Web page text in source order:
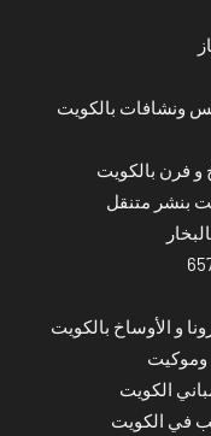
ونشافات بالكويت
فرن بالكويت
بنشر متنقل
و الأوساخ بالكويت
وموكيت
الكويت
في الكويت